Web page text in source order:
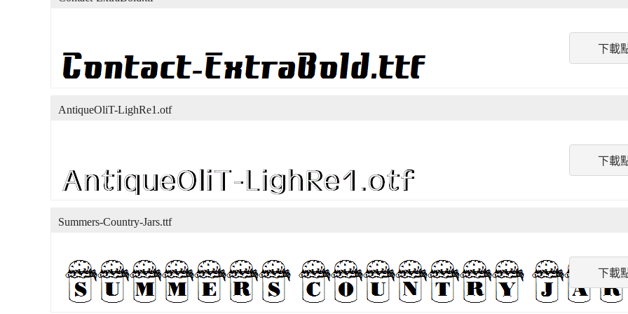
下載
下載
AntiqueOliT-LighRe1.otf
下載
Summers-Country-Jars.ttf